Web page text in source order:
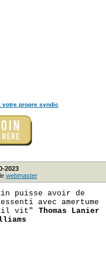
votre propre syndic
2023
webmaster
puisse avoir de
avec amertume
il vit"
Thomas Lanier